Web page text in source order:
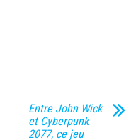
Entre John Wick
et Cyberpunk
2077, ce jeu